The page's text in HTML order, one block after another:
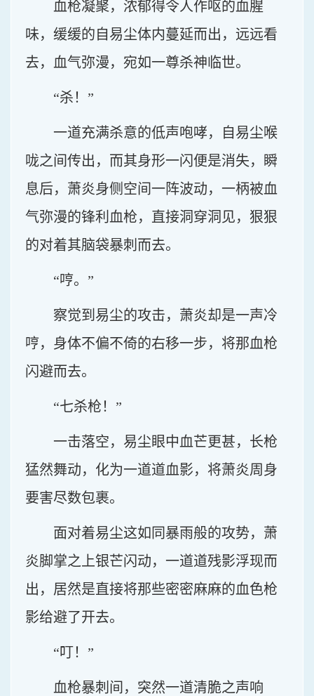
血枪凝聚，浓郁得令人作呕的血腥
味，缓缓的自易尘体内蔓延而出，远远看
去，血气弥漫，宛如一尊杀神临世。
“杀！”
一道充满杀意的低声咆哮，自易尘喉
咙之间传出，而其身形一闪便是消失，瞬
息后，萧炎身侧空间一阵波动，一柄被血
气弥漫的锋利血枪，直接洞穿洞见，狠狠
的对着其脑袋暴刺而去。
“哼。”
察觉到易尘的攻击，萧炎却是一声冷
哼，身体不偏不倚的右移一步，将那血枪
闪避而去。
“七杀枪！”
一击落空，易尘眼中血芒更甚，长枪
猛然舞动，化为一道道血影，将萧炎周身
要害尽数包裹。
面对着易尘这如同暴雨般的攻势，萧
炎脚掌之上银芒闪动，一道道残影浮现而
出，居然是直接将那些密密麻麻的血色枪
影给避了开去。
“叮！”
血枪暴刺间，突然一道清脆之声响